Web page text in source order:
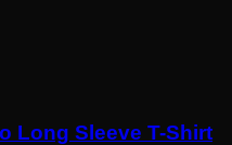
Long Sleeve T-Shirt